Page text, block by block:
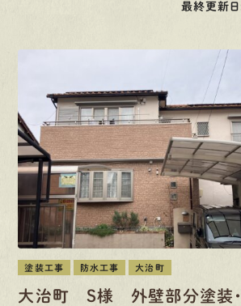
最終更新
塗装工事 防水工事 大治町
大治町 S様 外壁部分塗装